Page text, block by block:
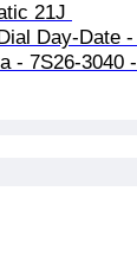
21J
Day-Date -
- 7S26-3040 -